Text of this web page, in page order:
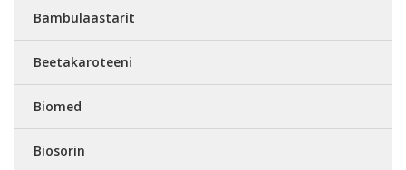
Bambulaastarit
Beetakaroteeni
Biomed
Biosorin